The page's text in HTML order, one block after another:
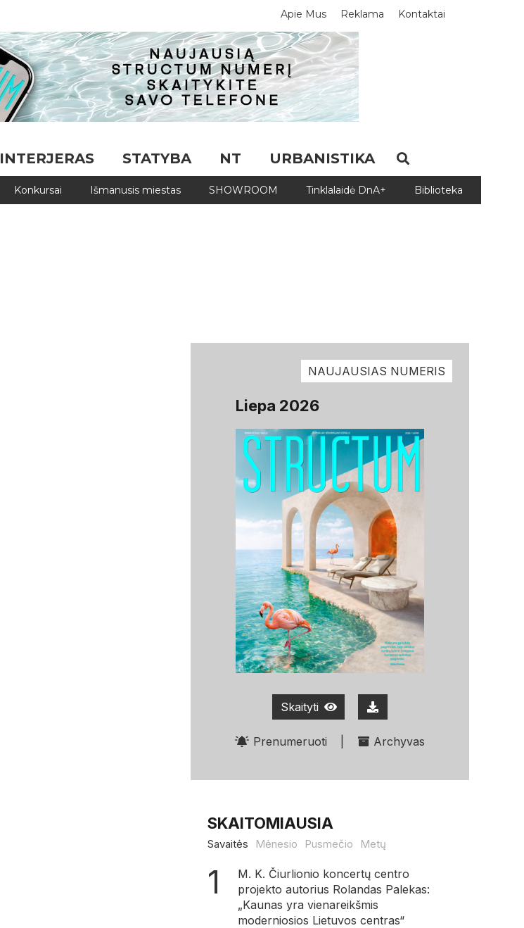
Apie Mus Reklama Kontaktai
INTERJERAS STATYBA NT URBANISTIKA
Konkursai Išmanusis miestas SHOWROOM Tinklalaidė DnA+ Biblioteka
NAUJAUSIAS NUMERIS
Liepa 2026
Skaityti
Prenumeruoti Archyvas
SKAITOMIAUSIA
Savaitės Mėnesio Pusmečio Metų
M. K. Čiurlionio koncertų centro
projekto autorius Rolandas Palekas:
„Kaunas yra vienareikšmis
moderniosios Lietuvos centras“